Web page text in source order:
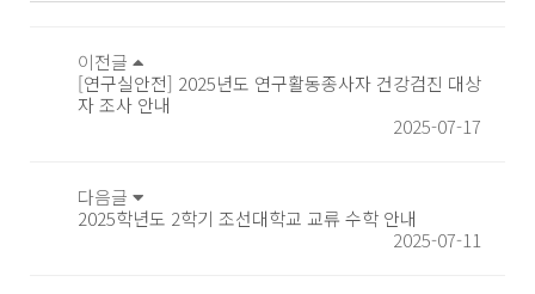
이전글
[연구실안전] 2025년도 연구활동종사자 건강검진 대상
자 조사 안내
2025-07-17
다음글
2025학년도 2학기 조선대학교 교류 수학 안내
2025-07-11